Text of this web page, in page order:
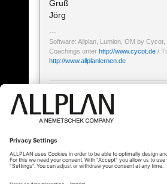
Gruß
Jörg
Software: Allplan, Lumion, OM by Cycot,
Coachings unter http://www.cycot.de /
http://www.allplanlernen.de
« Zurück